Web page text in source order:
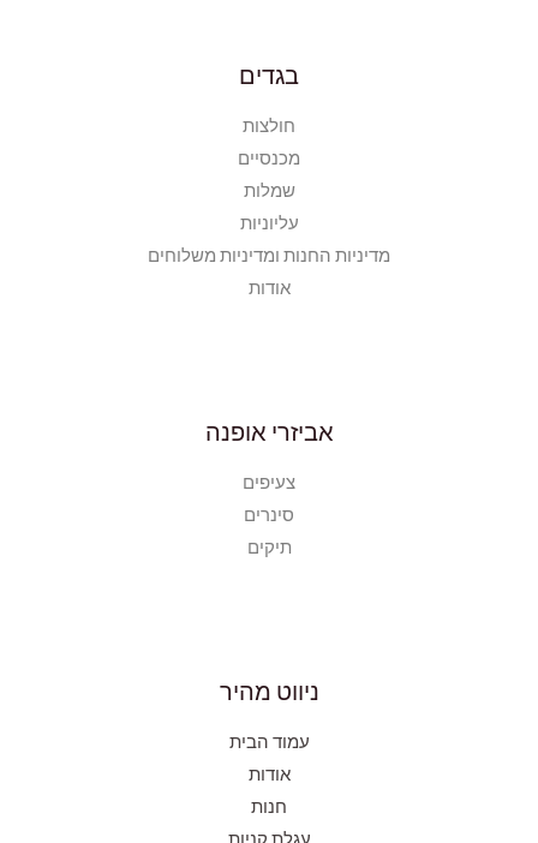
בגדים
חולצות
מכנסיים
שמלות
עליוניות
מדיניות החנות ומדיניות משלוחים
אודות
אביזרי אופנה
צעיפים
סינרים
תיקים
ניווט מהיר
עמוד הבית
אודות
חנות